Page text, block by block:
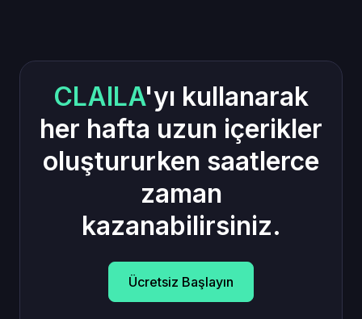
CLAILA'yı kullanarak
her hafta uzun içerikler
oluştururken saatlerce
zaman
kazanabilirsiniz.
Ücretsiz Başlayın